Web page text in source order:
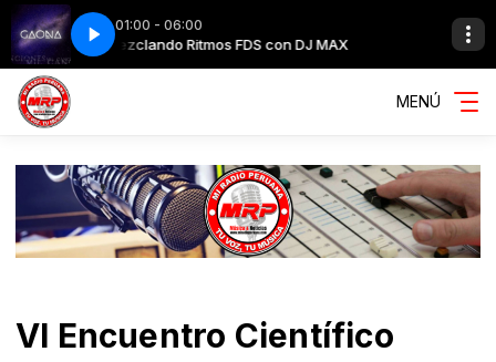
01:00 - 06:00
Mezclando Ritmos FDS con DJ MAX
Otra Ilusión - GAONA
MENÚ
VI Encuentro Científico